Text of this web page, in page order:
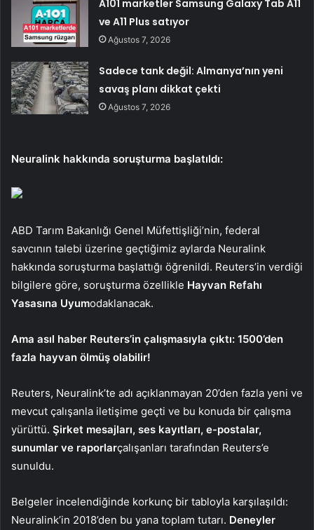
A101 marketler Samsung Galaxy Tab A11
ve A11 Plus satıyor
Ağustos 7, 2026
Sadece tank değil: Almanya’nın yeni
savaş planı dikkat çekti
Ağustos 7, 2026
Neuralink hakkında soruşturma başlatıldı:
ABD Tarım Bakanlığı Genel Müfettişliği’nin, federal
savcının talebi üzerine geçtiğimiz aylarda Neuralink
hakkında soruşturma başlattığı öğrenildi. Reuters’in verdiği
bilgilere göre, soruşturma özellikle Hayvan Refahı
Yasasına Uyumodaklanacak.
Ama asıl haber Reuters’in çalışmasıyla çıktı: 1500’den
fazla hayvan ölmüş olabilir!
Reuters, Neuralink’te adı açıklanmayan 20’den fazla yeni ve
mevcut çalışanla iletişime geçti ve bu konuda bir çalışma
yürüttü. Şirket mesajları, ses kayıtları, e-postalar,
sunumlar ve raporlarçalışanları tarafından Reuters’e
sunuldu.
Belgeler incelendiğinde korkunç bir tabloyla karşılaşıldı:
Neuralink’in 2018’den bu yana toplam tutarı. Deneyler